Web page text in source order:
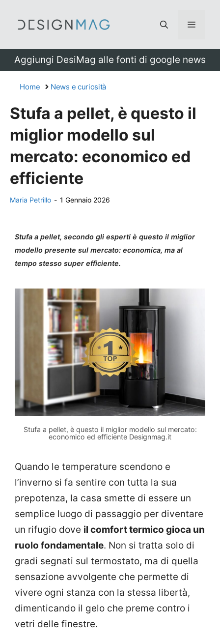
Menu
Aggiungi DesiMag alle fonti di google news
Home News e curiosità
Stufa a pellet, è questo il
miglior modello sul
mercato: economico ed
efficiente
Maria Petrillo - 1 Gennaio 2026
Stufa a pellet, secondo gli esperti è questo il miglior
modello presente sul mercato: economica, ma al
tempo stesso super efficiente.
Stufa a pellet, è questo il miglior modello sul mercato:
economico ed efficiente Designmag.it
Quando le temperature scendono e
l’inverno si fa sentire con tutta la sua
prepotenza, la casa smette di essere un
semplice luogo di passaggio per diventare
un rifugio dove il comfort termico gioca un
ruolo fondamentale. Non si tratta solo di
gradi segnati sul termostato, ma di quella
sensazione avvolgente che permette di
vivere ogni stanza con la stessa libertà,
dimenticando il gelo che preme contro i
vetri delle finestre.